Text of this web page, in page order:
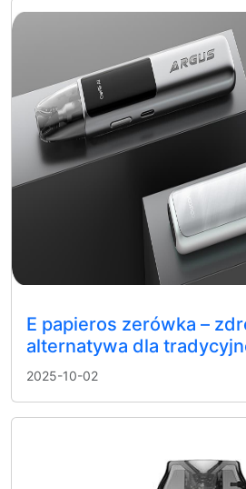
E papieros zerówka –
alternatywa dla
2025-10-02